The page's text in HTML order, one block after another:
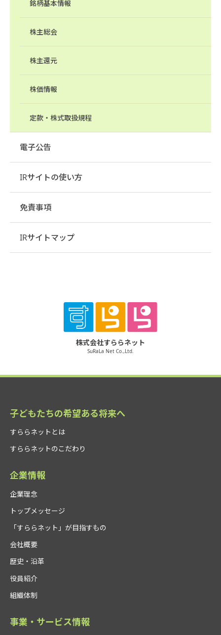
銘柄基本情報
株主総会
株主還元
株価情報
定款・株式取扱規程
電子公告
IRサイトの使い方
免責事項
IRサイトマップ
株式会社すららネット
SuRaLa Net Co.,Ltd.
子どもたちの希望ある将来へ
すららネットとは
すららネットのこだわり
企業情報
企業理念
トップメッセージ
「すららネット」が目指すもの
会社概要
歴史・沿革
役員紹介
組織体制
事業・サービス情報